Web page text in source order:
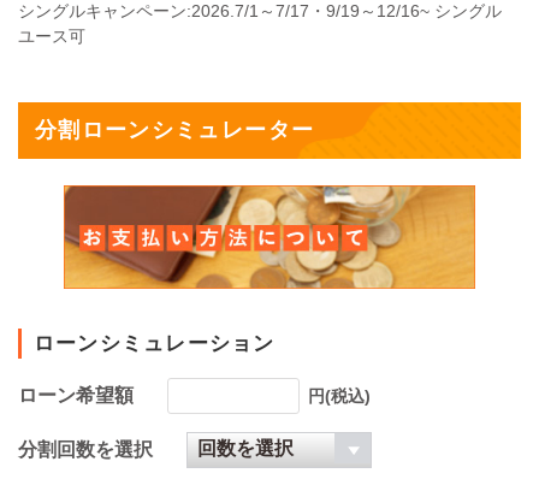
シングルキャンペーン:2026.7/1～7/17・9/19～12/16~ シングル
ユース可
分割ローンシミュレーター
ローンシミュレーション
ローン希望額 円(税込)
分割回数を選択